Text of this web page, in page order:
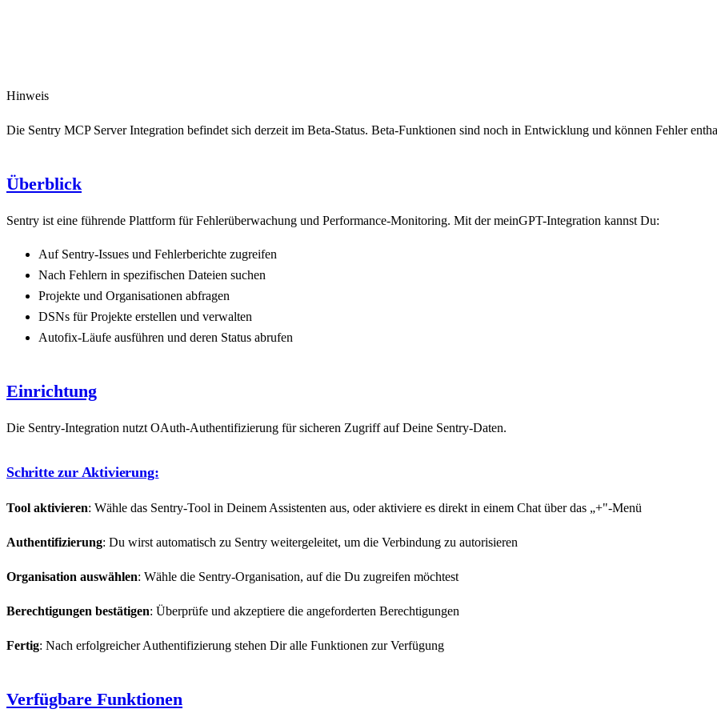
Hinweis
Die Sentry MCP Server Integration befindet sich derzeit im Beta-Status. Beta-Funktionen sind noch in Entwicklung und können Fehler
Überblick
Sentry ist eine führende Plattform für Fehlerüberwachung und Performance-Monitoring. Mit der meinGPT-Integration kannst Du:
Auf Sentry-Issues und Fehlerberichte zugreifen
Nach Fehlern in spezifischen Dateien suchen
Projekte und Organisationen abfragen
DSNs für Projekte erstellen und verwalten
Autofix-Läufe ausführen und deren Status abrufen
Einrichtung
Die Sentry-Integration nutzt OAuth-Authentifizierung für sicheren Zugriff auf Deine Sentry-Daten.
Schritte zur Aktivierung:
Tool aktivieren: Wähle das Sentry-Tool in Deinem Assistenten aus, oder aktiviere es direkt in einem Chat über das „+"-Menü
Authentifizierung: Du wirst automatisch zu Sentry weitergeleitet, um die Verbindung zu autorisieren
Organisation auswählen: Wähle die Sentry-Organisation, auf die Du zugreifen möchtest
Berechtigungen bestätigen: Überprüfe und akzeptiere die angeforderten Berechtigungen
Fertig: Nach erfolgreicher Authentifizierung stehen Dir alle Funktionen zur Verfügung
Verfügbare Funktionen